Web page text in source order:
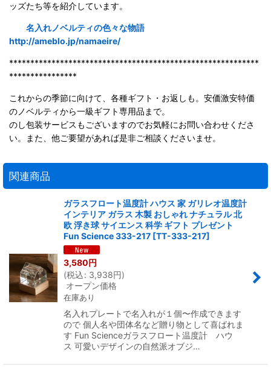
ッズたち等を紹介しています。
名入れノベルティの色々な物語
http://ameblo.jp/namaeire/
***********************************************************
****************
これからの季節に向けて、各種ギフト・お返しも。安価激安特価
のノベルティから一級ギフト専用品まで。
のし包装サービスもございますのでお気軽にお問い合わせくださ
い。また、他ご要望があれば是非ご相談くださいませ。
関連商品
ガラスフロート温度計 ハウス 家 ガリレオ温度計
インテリア ガラス 木製 おしゃれ ナチュラル 北
欧 浮き球 サイエンス 科学 ギフト プレゼント
Fun Science 333-217 [TT-333-217]
3,580円
(税込: 3,938円)
オープン価格
在庫あり
名入れプレートで名入れが１個〜作成できます
ので 個人名や団体名など贈り物として喜ばれま
す Fun Scienceガラスフロート温度計 ハウ
ス 可愛いデザインの自然派オブジ…